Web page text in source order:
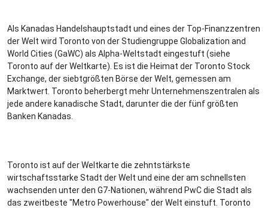
Als Kanadas Handelshauptstadt und eines der Top-Finanzzentren
der Welt wird Toronto von der Studiengruppe Globalization and
World Cities (GaWC) als Alpha-Weltstadt eingestuft (siehe
Toronto auf der Weltkarte). Es ist die Heimat der Toronto Stock
Exchange, der siebtgrößten Börse der Welt, gemessen am
Marktwert. Toronto beherbergt mehr Unternehmenszentralen als
jede andere kanadische Stadt, darunter die der fünf größten
Banken Kanadas.
Toronto ist auf der Weltkarte die zehntstärkste
wirtschaftsstarke Stadt der Welt und eine der am schnellsten
wachsenden unter den G7-Nationen, während PwC die Stadt als
das zweitbeste "Metro Powerhouse" der Welt einstuft. Toronto